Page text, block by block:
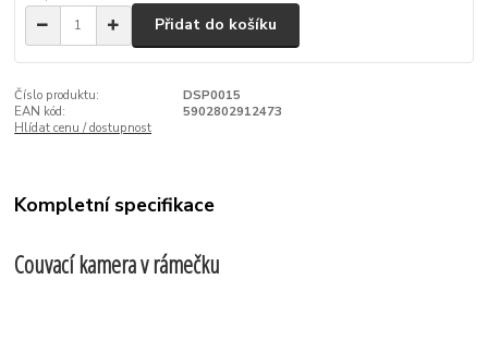
Přidat do košíku
Číslo produktu:
DSP0015
EAN kód:
5902802912473
Hlídat cenu / dostupnost
Kompletní specifikace
Couvací kamera v rámečku